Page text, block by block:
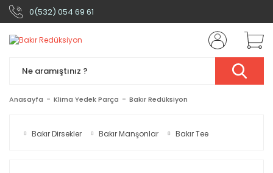
0(532) 054 69 61
Anasayfa Klima Yedek Parça Bakır Redüksiyon
Bakır Dirsekler Bakır Manşonlar Bakır Tee